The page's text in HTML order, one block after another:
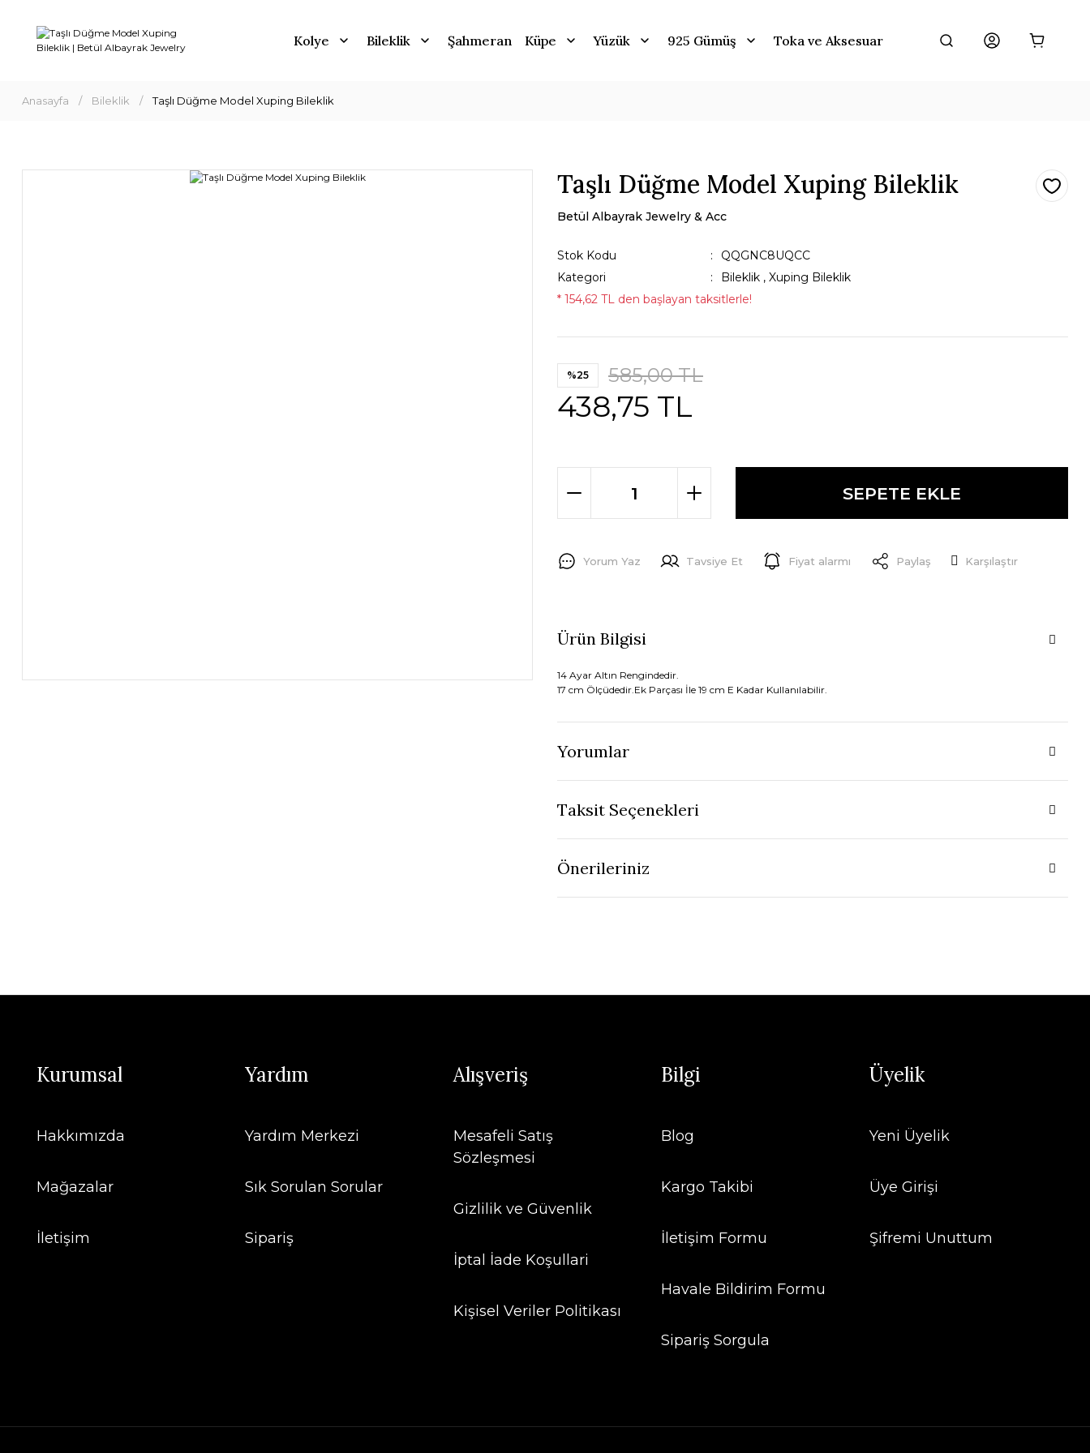
Kolye Bileklik Şahmeran Küpe Yüzük 925 Gümüş Toka ve Aksesuar
Anasayfa Bileklik Taşlı Düğme Model Xuping Bileklik
Taşlı Düğme Model Xuping Bileklik
Betül Albayrak Jewelry & Acc
Stok Kodu
QQGNC8UQCC
Kategori
Bileklik , Xuping Bileklik
* 154,62 TL den başlayan taksitlerle!
%25 585,00 TL
438,75 TL
SEPETE EKLE
Yorum Yaz Tavsiye Et Fiyat alarmı Paylaş Karşılaştır
Ürün Bilgisi
14 Ayar Altın Rengindedir.
17 cm Ölçüdedir.Ek Parçası İle 19 cm E Kadar Kullanılabilir.
Yorumlar
Taksit Seçenekleri
Önerileriniz
Kurumsal
Hakkımızda
Mağazalar
İletişim
Yardım
Yardım Merkezi
Sık Sorulan Sorular
Sipariş
Alışveriş
Mesafeli Satış
Sözleşmesi
Gizlilik ve Güvenlik
İptal İade Koşullari
Kişisel Veriler Politikası
Bilgi
Blog
Kargo Takibi
İletişim Formu
Havale Bildirim Formu
Sipariş Sorgula
Üyelik
Yeni Üyelik
Üye Girişi
Şifremi Unuttum